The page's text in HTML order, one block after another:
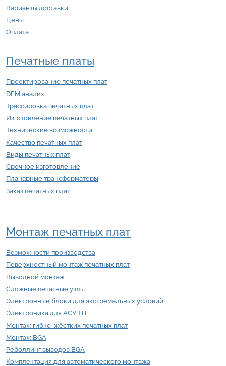
Варианты доставки
Цены
Оплата
Печатные платы
Проектирование печатных плат
DFM анализ
Трассировка печатных плат
Изготовление печатных плат
Технические возможности
Качество печатных плат
Виды печатных плат
Срочное изготовление
Планарные трансформаторы
Заказ печатных плат
Монтаж печатных плат
Возможности производства
Поверхностный монтаж печатных плат
Выводной монтаж
Сложные печатные узлы
Электронные блоки для экстремальных условий
Электроника для АСУ ТП
Монтаж гибко-жёстких печатных плат
Монтаж BGA
Реболлинг выводов BGA
Комплектация для автоматического монтажа